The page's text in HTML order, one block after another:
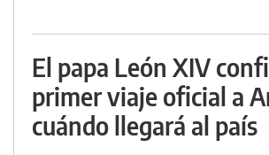
El papa León XIV
primer viaje oficial a
cuándo llegará al país